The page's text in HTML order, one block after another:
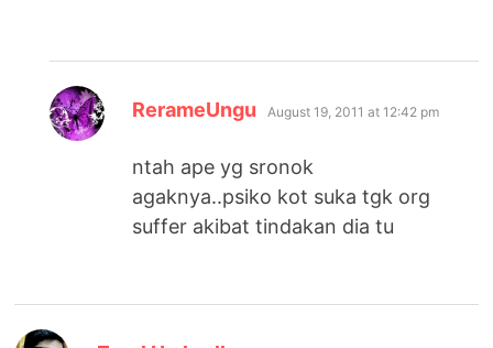
RerameUngu says:
August 19, 2011 at 12:42 pm
ntah ape yg sronok
agaknya..psiko kot suka tgk org
suffer akibat tindakan dia tu